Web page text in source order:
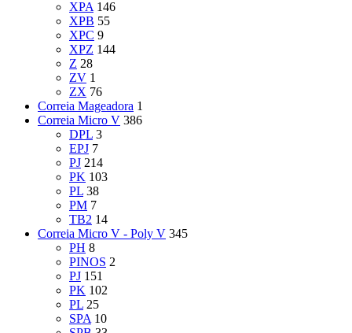
XPA 146
XPB 55
XPC 9
XPZ 144
Z 28
ZV 1
ZX 76
Correia Mageadora 1
Correia Micro V 386
DPL 3
EPJ 7
PJ 214
PK 103
PL 38
PM 7
TB2 14
Correia Micro V - Poly V 345
PH 8
PINOS 2
PJ 151
PK 102
PL 25
SPA 10